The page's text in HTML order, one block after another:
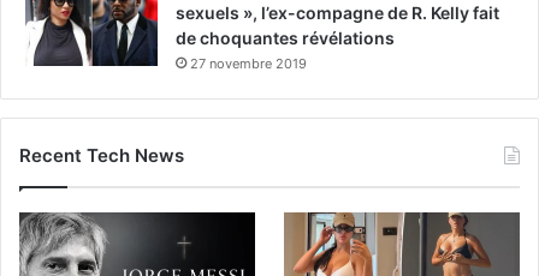
sexuels », l’ex-compagne de R. Kelly fait
de choquantes révélations
27 novembre 2019
Recent Tech News